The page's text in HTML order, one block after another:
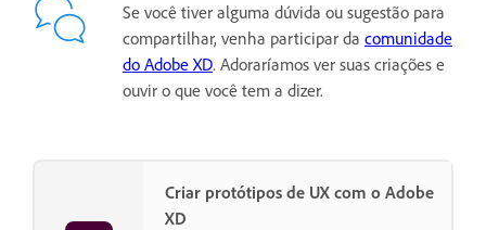
Se você tiver alguma dúvida ou sugestão para
compartilhar, venha participar da comunidade
do Adobe XD. Adoraríamos ver suas criações e
ouvir o que você tem a dizer.
Criar protótipos de UX com o Adobe
XD